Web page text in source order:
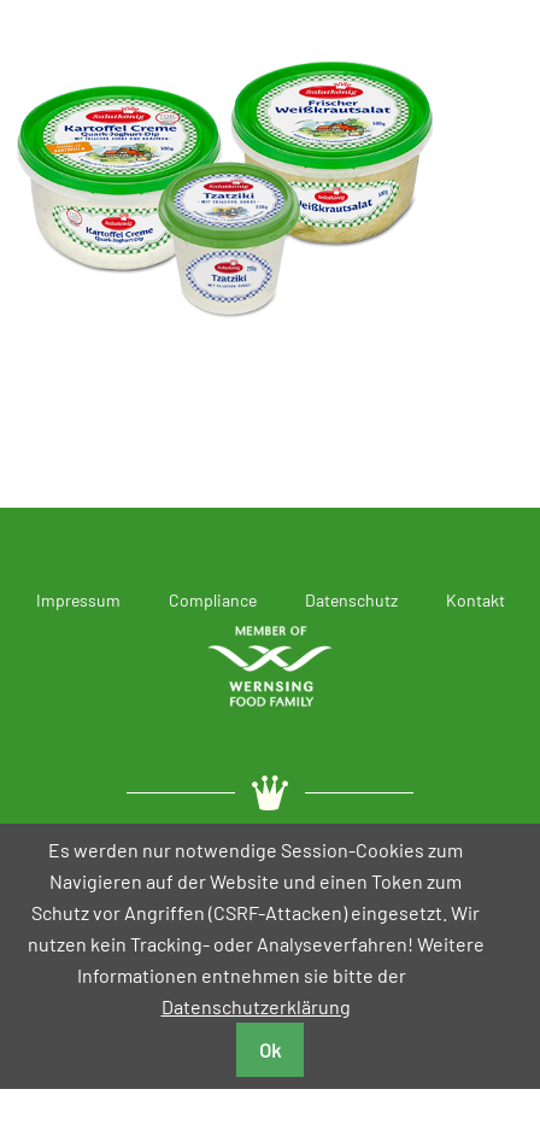
Popp Feinkost GmbH
Carl-Benz-Str. 3
Deutschland
Telefon: +49 4191 501-0
Telefax: +49 4191 501-216
E-Mail: info@popp-feinkost.de
Internet: www.popp-feinkost.de
Impressum Compliance Datenschutz Kontakt
Es werden nur notwendige Session-Cookies zum
Navigieren auf der Website und einen Token zum
Schutz vor Angriffen (CSRF-Attacken) eingesetzt. Wir
nutzen kein Tracking- oder Analyseverfahren! Weitere
Informationen entnehmen sie bitte der
Datenschutzerklärung
Ok